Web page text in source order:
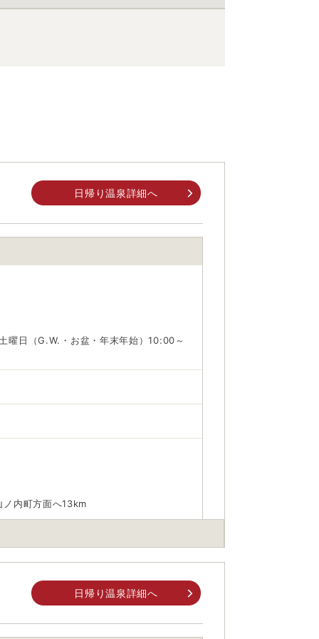
日帰り温泉詳細へ
曜日（G.W.・お盆・年末年始）10:00～
ノ内町方面へ13km
面行きで10分、渋和合橋下車、徒歩5分
でお問合せください。
日帰り温泉詳細へ